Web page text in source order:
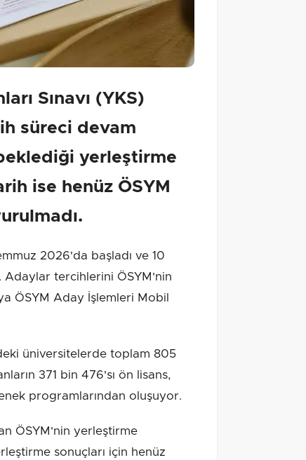
Sınavı (YKS)
süreci devam
yerleştirme
ise henüz ÖSYM
2026'da başladı ve 10
tercihlerini ÖSYM'nin
ÖSYM Aday İşlemleri Mobil
üniversitelerde toplam 805
371 bin 476'sı ön lisans,
programlarından oluşuyor.
ÖSYM'nin yerleştirme
sonuçları için henüz